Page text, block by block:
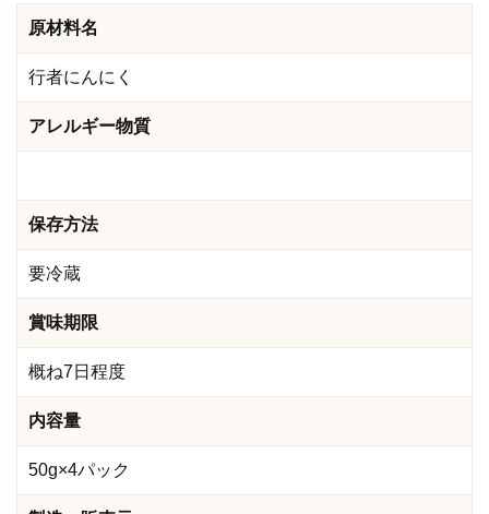
原材料名
行者にんにく
アレルギー物質
保存方法
要冷蔵
賞味期限
概ね7日程度
内容量
50g×4パック